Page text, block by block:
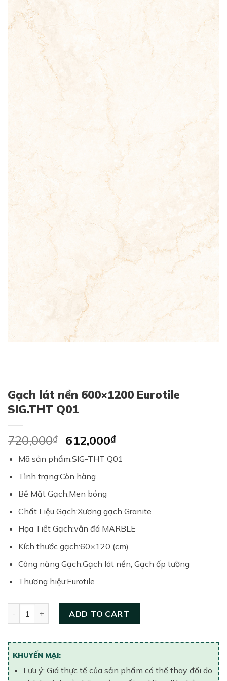
Gạch lát nền 600×1200 Eurotile
SIG.THT Q01
720,000₫
Original
price
was:
720,000₫.
612,000₫Current
price
is:
Mã sản phẩm:SIG-THT Q01
Tình trạng:Còn hàng
Bề Mặt Gạch:Men bóng
Chất Liệu Gạch:Xương gạch Granite
Họa Tiết Gạch:vân đá MARBLE
Kích thước gạch:60×120 (cm)
Công năng Gạch:Gạch lát nền, Gạch ốp tường
Thương hiệu:Eurotile
ADD TO CART
KHUYẾN MẠI:
Lưu ý: Giá thực tế của sản phẩm có thể thay đổi do